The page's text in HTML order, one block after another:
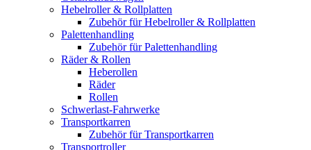
Hebelroller & Rollplatten
Zubehör für Hebelroller & Rollplatten
Palettenhandling
Zubehör für Palettenhandling
Räder & Rollen
Heberollen
Räder
Rollen
Schwerlast-Fahrwerke
Transportkarren
Zubehör für Transportkarren
Transportroller